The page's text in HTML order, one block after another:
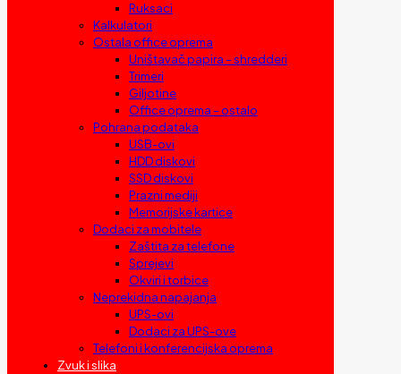
Ruksaci
Kalkulatori
Ostala office oprema
Uništavač papira – shredderi
Trimeri
Giljotine
Office oprema – ostalo
Pohrana podataka
USB-ovi
HDD diskovi
SSD diskovi
Prazni mediji
Memorijske kartice
Dodaci za mobitele
Zaštita za telefone
Sprejevi
Okviri i torbice
Neprekidna napajanja
UPS-ovi
Dodaci za UPS-ove
Telefoni i konferencijska oprema
Zvuk i slika